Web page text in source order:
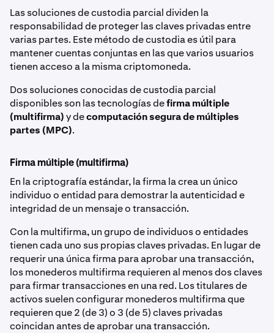
Las soluciones de custodia parcial dividen la
responsabilidad de proteger las claves privadas entre
varias partes. Este método de custodia es útil para
mantener cuentas conjuntas en las que varios usuarios
tienen acceso a la misma criptomoneda.
Dos soluciones conocidas de custodia parcial
disponibles son las tecnologías defirma múltiple
(multifirma)y decomputación segura de múltiples
partes (MPC).
Firma múltiple (multifirma)
En la criptografía estándar, la firma la crea un único
individuo o entidad para demostrar la autenticidad e
integridad de un mensaje o transacción.
Con la multifirma, un grupo de individuos o entidades
tienen cada uno sus propias claves privadas. En lugar de
requerir una única firma para aprobar una transacción,
los monederos multifirma requieren al menos dos claves
para firmar transacciones en una red. Los titulares de
activos suelen configurar monederos multifirma que
requieren que 2 (de 3) o 3 (de 5) claves privadas
coincidan antes de aprobar una transacción.